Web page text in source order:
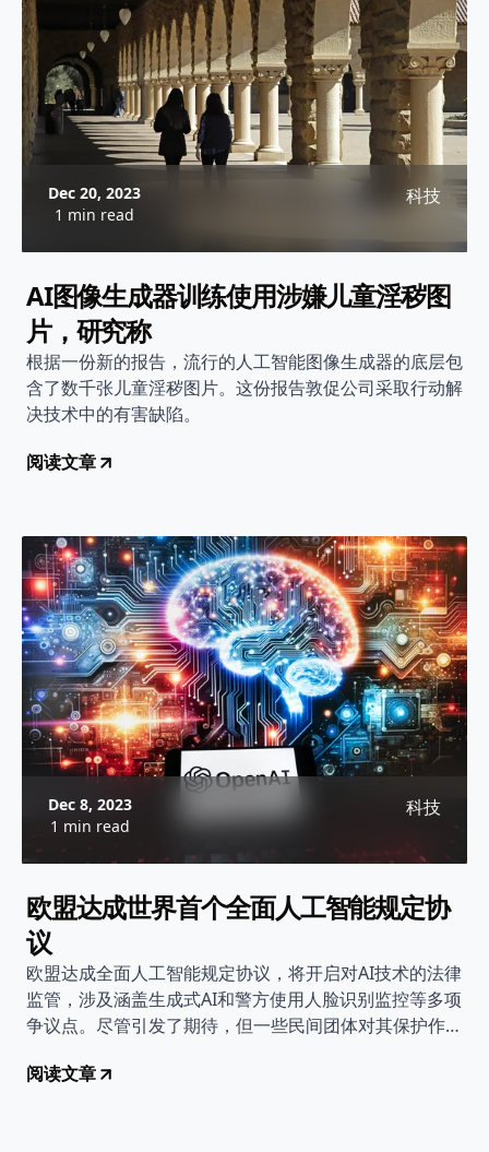
Dec 20, 2023
1 min read
科技
AI图像生成器训练使用涉嫌儿童淫秽图
片，研究称
根据一份新的报告，流行的人工智能图像生成器的底层包
含了数千张儿童淫秽图片。这份报告敦促公司采取行动解
决技术中的有害缺陷。
阅读文章
Dec 8, 2023
1 min read
科技
欧盟达成世界首个全面人工智能规定协
议
欧盟达成全面人工智能规定协议，将开启对AI技术的法律
监管，涉及涵盖生成式AI和警方使用人脸识别监控等多项
争议点。尽管引发了期待，但一些民间团体对其保护作用
阅读文章